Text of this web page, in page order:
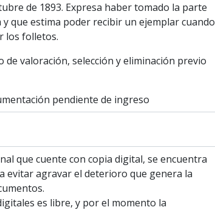
de 1893. Expresa haber tomado la parte
que estima poder recibir un ejemplar cuando
los folletos.
de valoración, selección y eliminación previo
pendiente de ingreso
que cuente con copia digital, se encuentra
evitar agravar el deterioro que genera la
es libre, y por el momento la